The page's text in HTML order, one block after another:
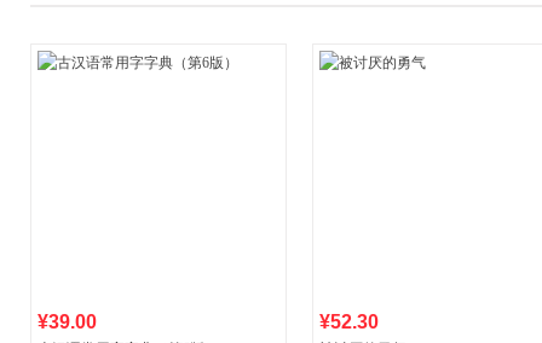
¥39.00 ¥52.30